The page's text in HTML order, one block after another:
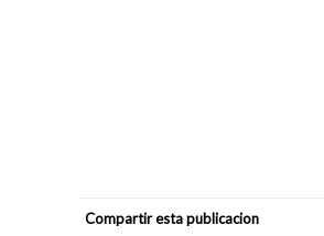
Compartir esta publicacion